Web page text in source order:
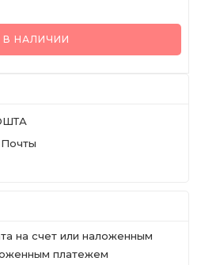
В НАЛИЧИИ
на счет или наложенным
платежем